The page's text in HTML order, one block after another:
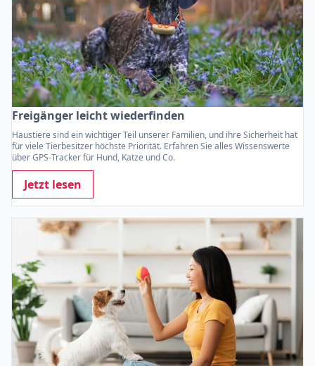
Freigänger leicht wiederfinden
Haustiere sind ein wichtiger Teil unserer Familien, und ihre Sicherheit hat
für viele Tierbesitzer höchste Priorität. Erfahren Sie alles Wissenswerte
über GPS-Tracker für Hund, Katze und Co.
Jetzt lesen